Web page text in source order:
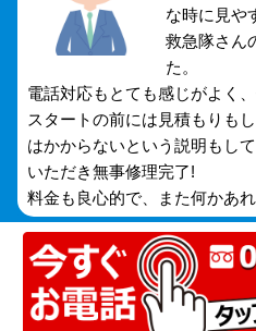
な時に見や
救急隊さん
た。
電話対応もとても感じがよく
スタートの前には見積もりも
はかからないという説明もし
いただき無事修理完了!
料金も良心的で、また何かあ